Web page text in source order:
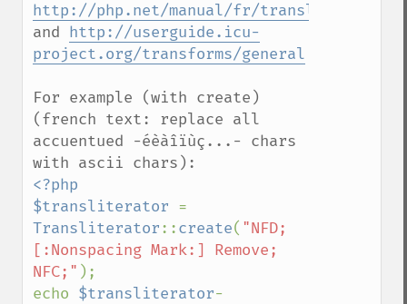
http://php.net/manual/fr/
and http://userguide.icu-
project.org/transforms/general
For example (with create)
(french text: replace all
accuentued -éèàîïùç...- chars
<?php
$transliterator
Transliterator::create( "NFD;
[:Nonspacing Mark:] Remove;
NFC;" );
echo $transliterator-